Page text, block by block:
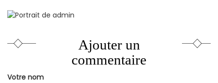
Ajouter un
commentaire
Votre nom